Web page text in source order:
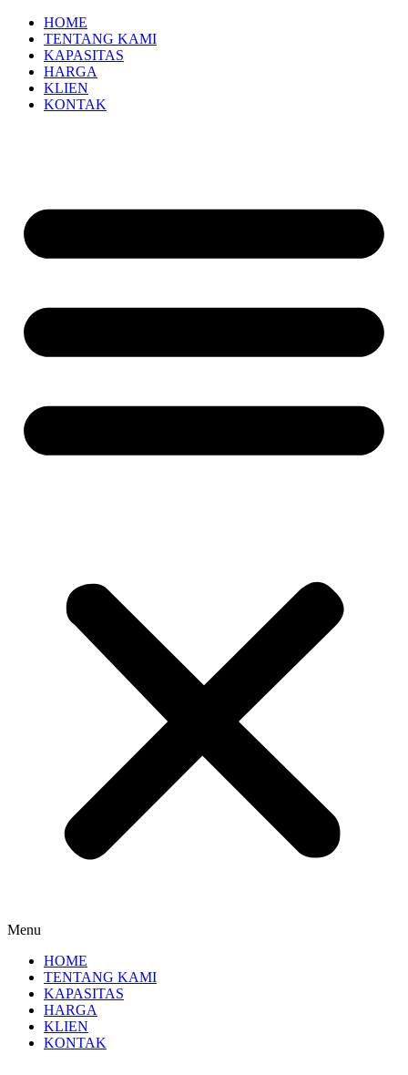
HOME
TENTANG KAMI
KAPASITAS
HARGA
KLIEN
KONTAK
Menu
HOME
TENTANG KAMI
KAPASITAS
HARGA
KLIEN
KONTAK